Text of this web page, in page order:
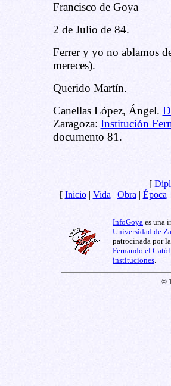
Francisco de Goya
2 de Julio de 84.
Ferrer y yo no ablamos
mereces).
Querido Martín.
Canellas López, Ángel.
Zaragoza: Institución
documento 81.
[
[ Inicio| Vida | Obra | Época
InfoGoya es una
Universidad de
patrocinada por
Fernando el
instituciones
©